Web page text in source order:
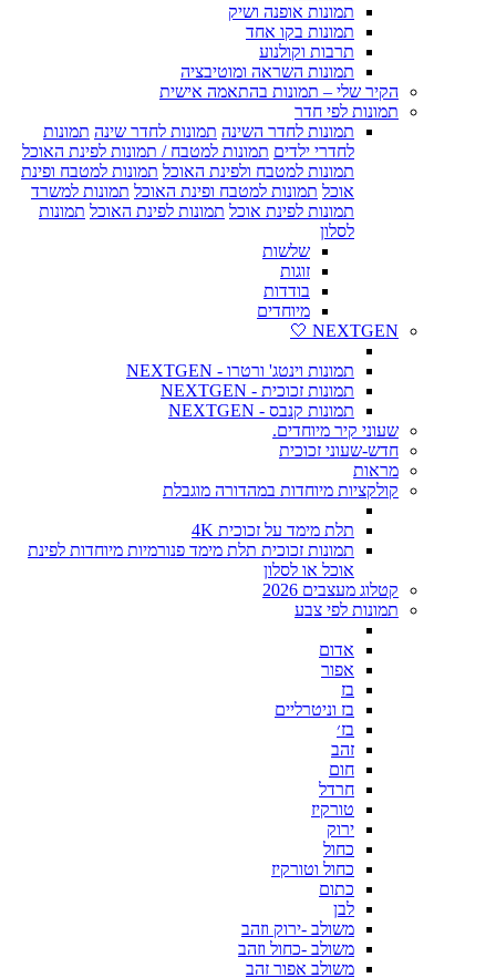
תמונות אופנה ושיק
תמונות בקו אחד
תרבות וקולנוע
תמונות השראה ומוטיבציה
הקיר שלי – תמונות בהתאמה אישית
תמונות לפי חדר
תמונות לחדר השינה תמונות לחדר שינה תמונות
לחדרי ילדים תמונות למטבח / תמונות לפינת האוכל
תמונות למטבח ולפינת האוכל תמונות למטבח ופינת
אוכל תמונות למטבח ופינת האוכל תמונות למשרד
תמונות לפינת אוכל תמונות לפינת האוכל תמונות
לסלון
שלשות
זוגות
בודדות
מיוחדים
NEXTGEN 🤍
תמונות וינטג' ורטרו - NEXTGEN
תמונות זכוכית - NEXTGEN
תמונות קנבס - NEXTGEN
שעוני קיר מיוחדים.
חדש-שעוני זכוכית
מראות
קולקציות מיוחדות במהדורה מוגבלת
תלת מימד על זכוכית 4K
תמונות זכוכית תלת מימד פנורמיות מיוחדות לפינת
אוכל או לסלון
קטלוג מעצבים 2026
תמונות לפי צבע
אדום
אפור
בז
בז וניטרליים
בז׳
זהב
חום
חרדל
טורקיז
ירוק
כחול
כחול וטורקיז
כתום
לבן
משולב -ירוק וזהב
משולב -כחול וזהב
משולב אפור זהב